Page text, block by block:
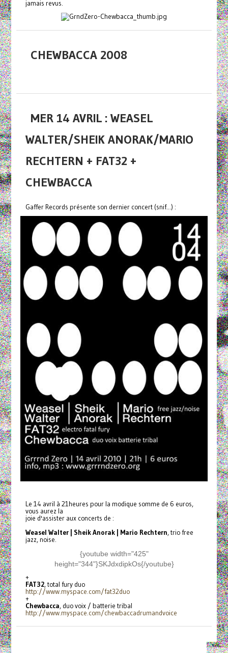
jamais revus.
CHEWBACCA 2008
MER 14 AVRIL : WEASEL
WALTER/SHEIK ANORAK/MARIO
RECHTERN + FAT32 +
CHEWBACCA
Gaffer Records présente son dernier concert (snif...) :
Le 14 avril à 21heures pour la modique somme de 6 euros,
vous aurez la
joie d'assister aux concerts de :
Weasel Walter | Sheik Anorak | Mario Rechtern, trio free
jazz, noise.
{youtube width="425"
height="344"}SKJdxdipkOs{/youtube}
+
FAT32, total fury duo
http://www.myspace.com/fat32duo
+
Chewbacca, duo voix / batterie tribal
http://www.myspace.com/chewbaccadrumandvoice